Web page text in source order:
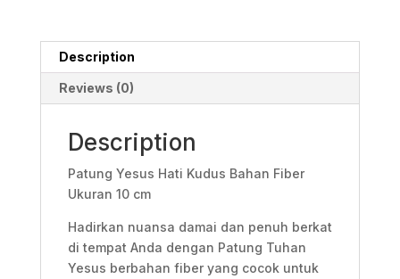
Description
Reviews (0)
Description
Patung Yesus Hati Kudus Bahan Fiber
Ukuran 10 cm
Hadirkan nuansa damai dan penuh berkat
di tempat Anda dengan Patung Tuhan
Yesus berbahan fiber yang cocok untuk